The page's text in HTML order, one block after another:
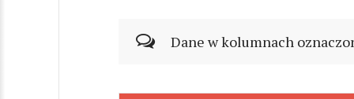
Dane w kolumnach